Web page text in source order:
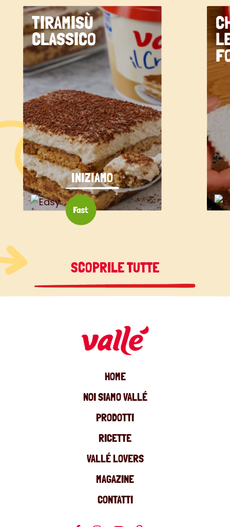
TIRAMISÙ
CLASSICO
INIZIAMO
SCOPRILE TUTTE
HOME
NOI SIAMO VALLÉ
PRODOTTI
RICETTE
VALLÉ LOVERS
MAGAZINE
CONTATTI